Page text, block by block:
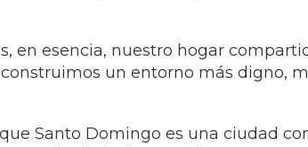
en esencia, nuestro hogar
un entorno más digno,
Santo Domingo es una ciudad